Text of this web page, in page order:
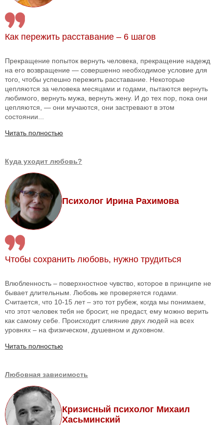
Как пережить расставание – 6 шагов
Прекращение попыток вернуть человека, прекращение надежд
на его возвращение — совершенно необходимое условие для
того, чтобы успешно пережить расставание. Некоторые
цепляются за человека месяцами и годами, пытаются вернуть
любимого, вернуть мужа, вернуть жену. И до тех пор, пока они
цепляются, — они мучаются, они застревают в этом
состоянии...
Читать полностью
Куда уходит любовь?
Психолог Ирина Рахимова
Чтобы сохранить любовь, нужно трудиться
Влюбленность – поверхностное чувство, которое в принципе не
бывает длительным. Любовь же проверяется годами.
Считается, что 10-15 лет – это тот рубеж, когда мы понимаем,
что этот человек тебя не бросит, не предаст, ему можно верить
как самому себе. Происходит слияние двух людей на всех
уровнях – на физическом, душевном и духовном.
Читать полностью
Любовная зависимость
Кризисный психолог Михаил
Хасьминский